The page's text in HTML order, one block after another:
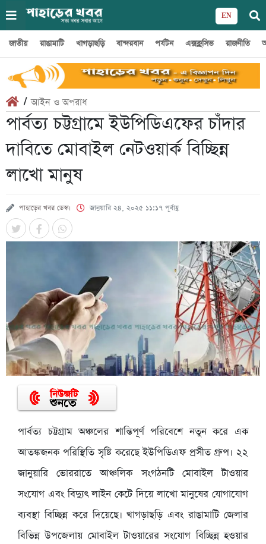
EN
জাতীয় রাঙামাটি খাগড়াছড়ি বান্দরবান পর্যটন এক্সক্লুসিভ রাজনীতি
/আইন ও অপরাধ
পার্বত্য চট্টগ্রামে ইউপিডিএফের চাঁদার
দাবিতে মোবাইল নেটওয়ার্ক বিচ্ছিন্ন
লাখো মানুষ
পাহাড়ের খবর ডেস্ক। জানুয়ারি ২৪, ২০২৫ ১১:১৭ পূর্বাহ্ণ
পার্বত্য চট্টগ্রাম অঞ্চলের শান্তিপূর্ণ পরিবেশে নতুন করে এক
আতঙ্কজনক পরিস্থিতি সৃষ্টি করেছে ইউপিডিএফ প্রসীত গ্রুপ। ২২
জানুয়ারি ভোররাতে আঞ্চলিক সংগঠনটি মোবাইল টাওয়ার
সংযোগ এবং বিদ্যুৎ লাইন কেটে দিয়ে লাখো মানুষের যোগাযোগ
ব্যবস্থা বিচ্ছিন্ন করে দিয়েছে। খাগড়াছড়ি এবং রাঙামাটি জেলার
বিভিন্ন উপজেলায় মোবাইল টাওয়ারের সংযোগ বিচ্ছিন্ন হওয়ার